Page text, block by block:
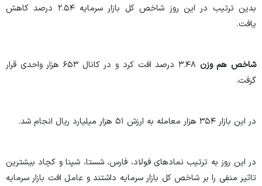
بدین ترتیب در این روز شاخص کل بازار سرمایه ۲.۵۴ درصد کاهش
یافت.
شاخص هم وزن
۳.۴۸ درصد افت کرد و در کانال ۶۵۳ هزار واحدی قرار
گرفت.
در این بازار ۳۵۴ هزار معامله به ارزش ۵۱ هزار میلیارد ریال انجام شد.
در این روز به ترتیب نماد‌های فولاد، فارس، شستا، شپنا و کچاد بیشترین
تاثیر منفی را بر شاخص کل بازار سرمایه داشتند و عامل افت بازار سرمایه